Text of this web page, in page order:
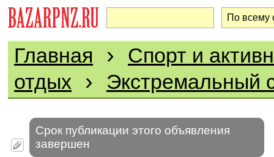
Главная › Спорт и
отдых › Экстремальный
Срок публикации этого объявления
завершен